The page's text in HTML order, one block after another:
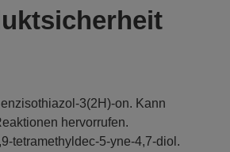
3(2H)-on. Kann
hervorrufen.
tetramethyldec-5-yne-4,7-diol.